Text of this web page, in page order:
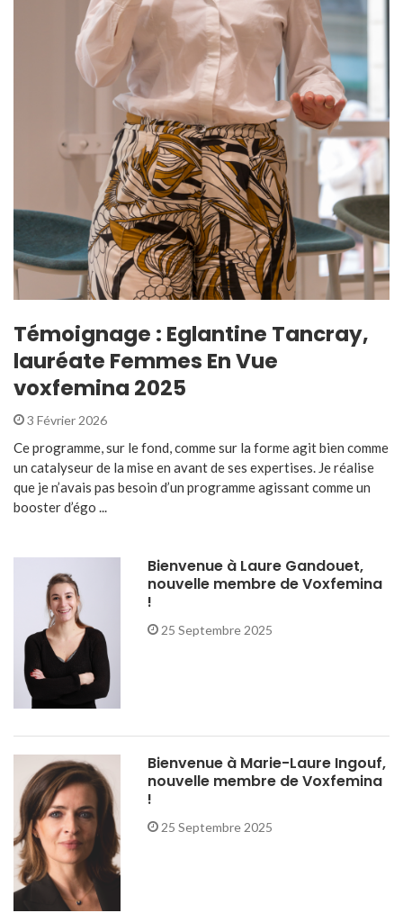
Témoignage : Eglantine Tancray,
lauréate Femmes En Vue
voxfemina 2025
3 Février 2026
Ce programme, sur le fond, comme sur la forme agit bien comme
un catalyseur de la mise en avant de ses expertises. Je réalise
que je n’avais pas besoin d’un programme agissant comme un
booster d’égo ...
Bienvenue à Laure Gandouet,
nouvelle membre de Voxfemina
!
25 Septembre 2025
Bienvenue à Marie-Laure Ingouf,
nouvelle membre de Voxfemina
!
25 Septembre 2025